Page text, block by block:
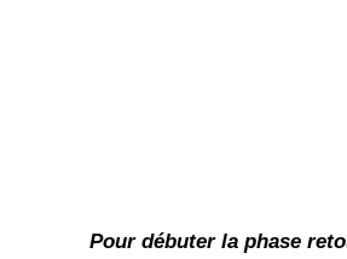
Pour débuter la phase